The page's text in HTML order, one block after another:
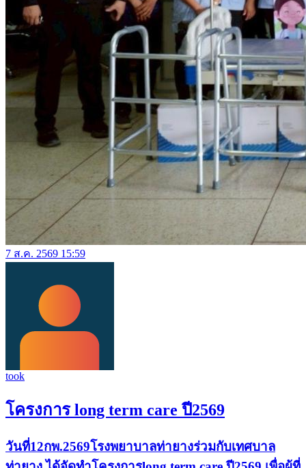
7 ส.ค. 2569 15:59
took
โครงการ long term care ปี2569
วันที่12กพ.2569โรงพยาบาลท่ายางร่วมกับเทศบาล